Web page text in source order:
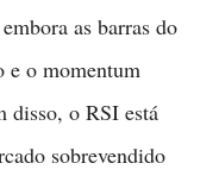
as barras do
e o momentum
disso, o RSI está
sobrevendido